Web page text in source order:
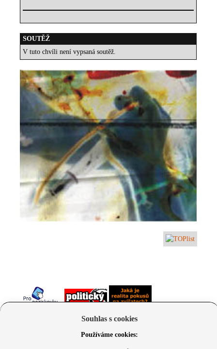
SOUTĚŽ
V tuto chvíli není vypsaná soutěž.
Souhlas s cookies
Používáme cookies: